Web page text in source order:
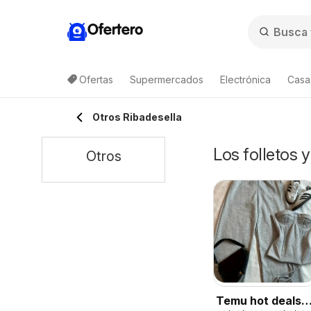
Ofertero
Ofertas Supermercados Electrónica
Otros Ribadesella
Los folletos
Temu hot deals –
Otros